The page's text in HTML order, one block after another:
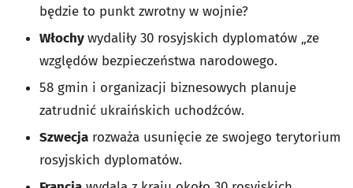
będzie to punkt zwrotny w wojnie?
Włochywydaliły 30 rosyjskich dyplomatów „ze
względów bezpieczeństwa narodowego.
58 gmin i organizacji biznesowych planuje
zatrudnić ukraińskich uchodźców.
Szwecja rozważa usunięcie ze swojego terytorium
rosyjskich dyplomatów.